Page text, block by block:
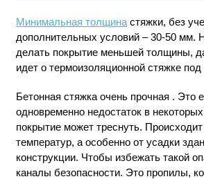
Минимальная толщинастяжки, без
дополнительных условий – 30-50 мм.
делать покрытие меньшей толщины,
идет о термоизоляционной стяжке
Бетонная стяжка очень прочная . Это
одновременно недостаток в
покрытие может треснуть.
температур, а особенно от усадки
конструкции. Чтобы избежать такой
каналы безопасности. Это пропилы,